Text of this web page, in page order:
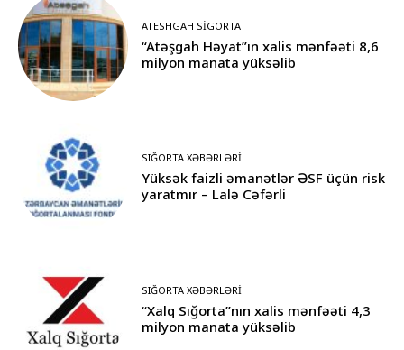
ATESHGAH SIGORTA
“Atəşgah Həyat”ın xalis mənfəəti 8,6
milyon manata yüksəlib
SIĞORTA XƏBƏRLƏRI
Yüksək faizli əmanətlər ƏSF üçün risk
yaratmır – Lalə Cəfərli
SIĞORTA XƏBƏRLƏRI
“Xalq Sığorta”nın xalis mənfəəti 4,3
milyon manata yüksəlib